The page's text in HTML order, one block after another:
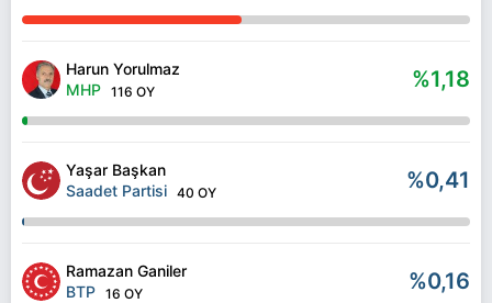
Harun Yorulmaz
MHP 116 OY %1,18
Yaşar Başkan
Saadet Partisi 40 OY %0,41
Ramazan Ganiler
BTP 16 OY %0,16